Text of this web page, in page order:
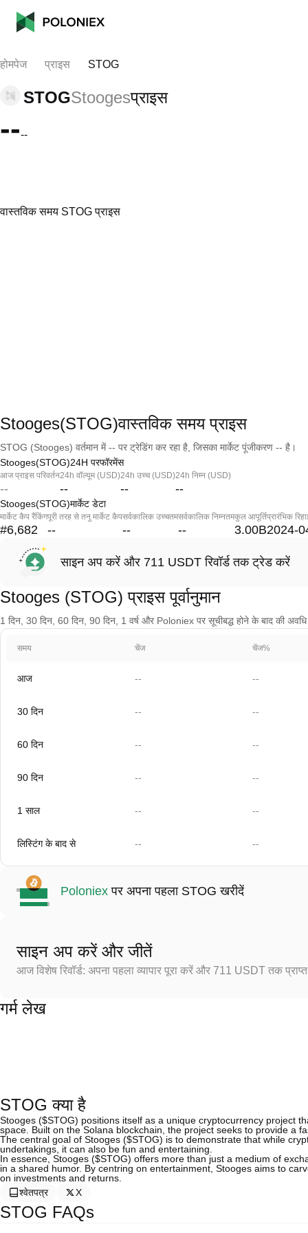
होमपेज प्राइस STOG
STOGStoogesप्राइस
----
वास्तविक समय STOG प्राइस
Stooges(STOG)वास्तविक समय प्राइस
STOG (Stooges) वर्तमान में -- पर ट्रेडिंग कर रहा है, जिसका मार्केट पूंजीकरण -- है।
Stooges(STOG)24H परफॉरमेंस
आज प्राइस परिवर्तन
--
24h वॉल्यूम (USD)
--
24h उच्च (USD)
--
24h निम्न (USD)
--
Stooges(STOG)मार्केट डेटा
मार्केट कैप रैंकिंग
#6,682
पूरी तरह से तनु मार्केट कैप
--
सर्वकालिक उच्चतम
--
सर्वकालिक निम्नतम
--
कुल आपूर्ति
3.00B
प्रारंभिक
2024-
साइन अप करें और 711 USDT रिवॉर्ड तक ट्रेड करें
Stooges (STOG) प्राइस पूर्वानुमान
1 दिन, 30 दिन, 60 दिन, 90 दिन, 1 वर्ष और Poloniex पर सूचीबद्ध होने के बाद की
समय चेंज चेंज%
आज -- --
30 दिन -- --
60 दिन -- --
90 दिन -- --
1 साल -- --
लिस्टिंग के बाद से -- --
Poloniex पर अपना पहला STOG खरीदें
साइन अप करें और जीतें
आज विशेष रिवॉर्ड: अपना पहला व्यापार पूरा करें और 711 USDT तक
गर्म लेख
STOG क्या है
Stooges ($STOG) positions itself as a unique cryptocurrency project
space. Built on the Solana blockchain, the project seeks to provide a
The central goal of Stooges ($STOG) is to demonstrate that while
undertakings, it can also be fun and entertaining.
In essence, Stooges ($STOG) offers more than just a medium of
in a shared humor. By centring on entertainment, Stooges aims to
on investments and returns.
श्वेतपत्र
X
STOG FAQs